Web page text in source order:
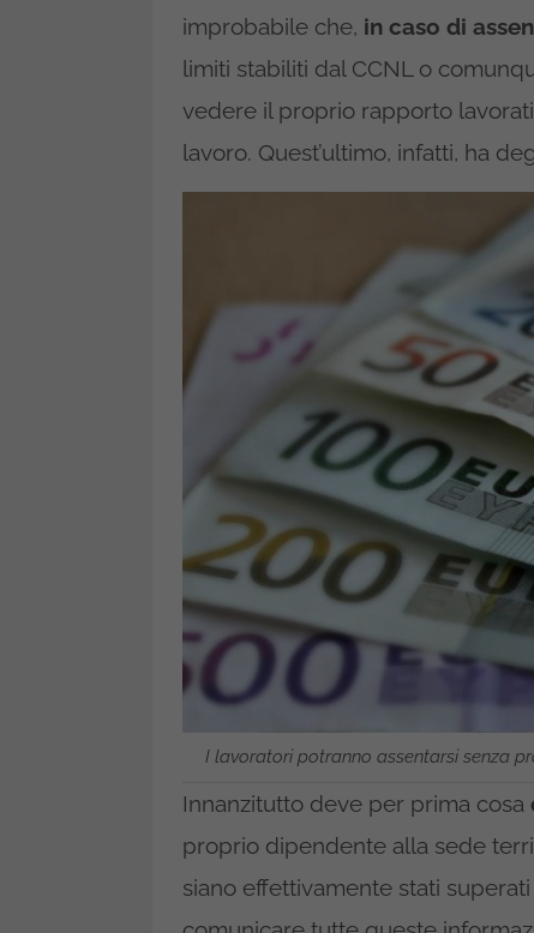
improbabile che, in caso di
limiti stabiliti dal CCNL o
vedere il proprio rapporto
lavoro. Quest’ultimo, infatti, ha
I lavoratori potranno assentarsi senza
Innanzitutto deve per prima cosa
proprio dipendente alla sede
siano effettivamente stati